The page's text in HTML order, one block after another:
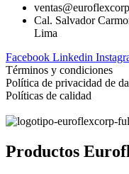
Cal. Salvador
Lima
Facebook Linkedin
Términos y condiciones
Política de privacidad de
Políticas de calidad
Productos